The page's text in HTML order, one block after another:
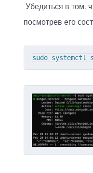
Убедиться в том,
посмотрев его
sudo systemctl